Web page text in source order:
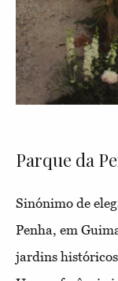
Parque da
Sinónimo de
Penha, em
jardins